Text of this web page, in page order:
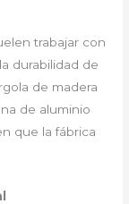
trabajar con
durabilidad de
de madera
de aluminio
que la fábrica